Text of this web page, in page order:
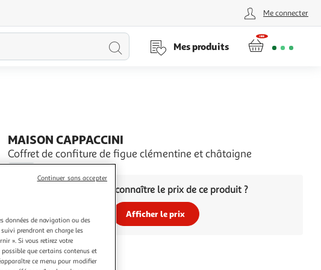
Me connecter
Lancer
Mes produits
MAISON CAPPACCINI
Coffret de confiture de figue clémentine et châtaigne
Vous voulez connaître le prix de ce produit ?
Afficher le prix
données de navigation ou des
prendront en charge les
». Si vous retirez votre
que certains contenus et
ce menu pour modifier
Continuer sans accepter